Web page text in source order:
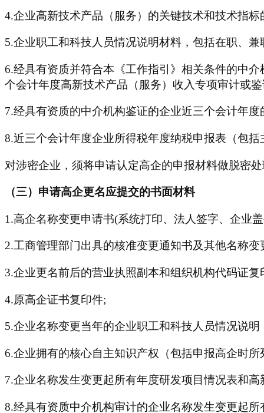
4.企业高新技术产品（服务）的关键技术和技术指
5.企业职工和科技人员情况说明材料，包括在职、
6.经具有资质并符合本《工作指引》相关条件的中
个会计年度高新技术产品（服务）收入专项审计或
7.经具有资质的中介机构鉴证的企业近三个会计年
8.近三个会计年度企业所得税年度纳税申报表（包括
对涉密企业，须将申请认定高企的申报材料做脱密
（三）申请高企更名应提交的书面材料
1.高企名称变更申请书(系统打印、法人签字、企业
2.工商管理部门出具的核准变更通知书及其他名称变
3.企业更名前后的营业执照副本和组织机构代码证复
4.原高企证书复印件;
5.企业名称变更当年的企业职工和科技人员情况说
6.企业拥有的核心自主知识产权（包括申报高企时
7.企业名称发生变更起所有年度研发项目情况表和
8.经具有资质中介机构审计的企业名称发生变更起